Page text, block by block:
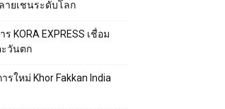
ยเชนระดับโลก
KORA EXPRESS เชื่อม
วันตก
รใหม่ Khor Fakkan India